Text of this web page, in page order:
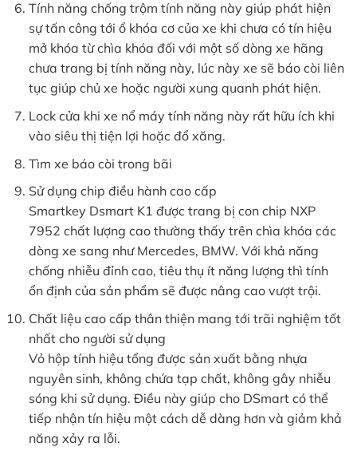
Tính năng chống trộm tính năng này giúp phát hiện
sự tấn công tới ổ khóa cơ của xe khi chưa có tín hiệu
mở khóa từ chìa khóa đối với một số dòng xe hãng
chưa trang bị tính năng này, lúc này xe sẽ báo còi liên
tục giúp chủ xe hoặc người xung quanh phát hiện.
Lock cửa khi xe nổ máy tính năng này rất hữu ích khi
vào siêu thị tiện lợi hoặc đổ xăng.
Tìm xe báo còi trong bãi
Sử dụng chip điều hành cao cấp
Smartkey Dsmart K1 được trang bị con chip NXP
7952 chất lượng cao thường thấy trên chìa khóa các
dòng xe sang như Mercedes, BMW. Với khả năng
chống nhiễu đỉnh cao, tiêu thụ ít năng lượng thì tính
ổn định của sản phẩm sẽ được nâng cao vượt trội.
Chất liệu cao cấp thân thiện mang tới trãi nghiệm tốt
nhất cho người sử dụng
Vỏ hộp tính hiệu tổng được sản xuất bằng nhựa
nguyên sinh, không chứa tạp chất, không gây nhiễu
sóng khi sử dụng. Điều này giúp cho DSmart có thể
tiếp nhận tín hiệu một cách dễ dàng hơn và giảm khả
năng xảy ra lỗi.